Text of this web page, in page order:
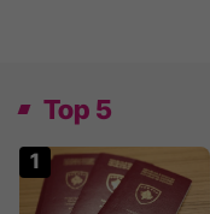
Top 5